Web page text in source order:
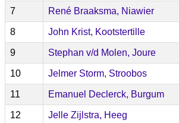
7 René Braaksma, Niawier
8 John Krist, Kootstertille
9 Stephan v/d Molen, Joure
10 Jelmer Storm, Stroobos
11 Emanuel Declerck, Burgum
12 Jelle Zijlstra, Heeg